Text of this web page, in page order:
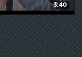
3:40